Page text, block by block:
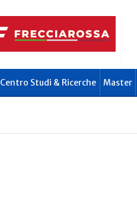
Centro Studi & Ricerche Master